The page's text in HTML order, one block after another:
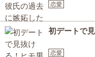
恋愛
初デートで
恋愛